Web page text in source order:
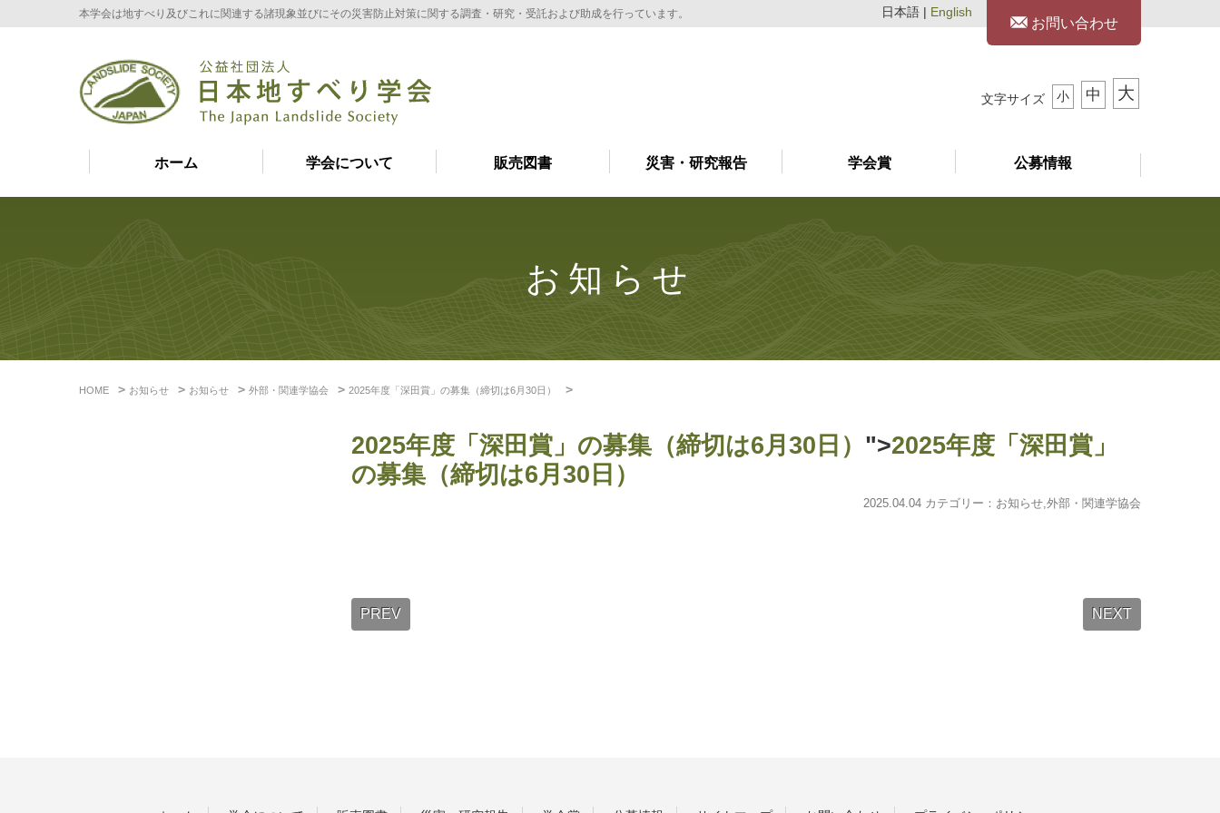
本学会は地すべり及びこれに関連する諸現象並びにその災害防止対策に関する調査・研究・受託および助成を行っています。
お問い合わせ
日本語 | English
文字サイズ 小 中 大
ホーム 学会について 販売図書 災害・研究報告 学会賞 公募情報
お知らせ
HOME お知らせ お知らせ 外部・関連学協会 2025年度「深田賞」の募集（締切は6月30日）
2025年度「深田賞」の募集（締切は6月30日） ">2025年度「深田賞」
の募集（締切は6月30日）
2025.04.04 カテゴリー： お知らせ,外部・関連学協会
PREV NEXT